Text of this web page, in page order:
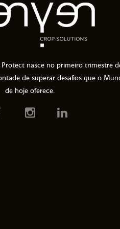
Protect nasce no primeiro trimestre
de superar desafios que o
de hoje oferece.